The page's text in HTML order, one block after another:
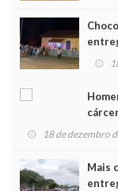
Noel
18 de dezembro
Mais